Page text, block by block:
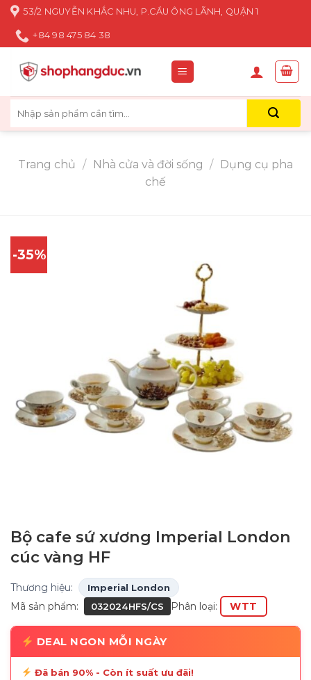
Skip
content
53/2 NGUYỄN KHẮC NHU, P.CẦU ÔNG LÃNH, QUẬN 1
+84 98 475 84 38
kiếm:
Trang chủ / Nhà cửa và đời sống /
Dụng cụ pha
chế
-35%
Bộ cafe sứ xương Imperial London
cúc vàng HF
Thương hiệu: Imperial London
Mã sản phẩm: 032024HFS/CS Phân loại: WTT
DEAL NGON MỖI NGÀY
Đã bán 90% - Còn ít suất ưu đãi!